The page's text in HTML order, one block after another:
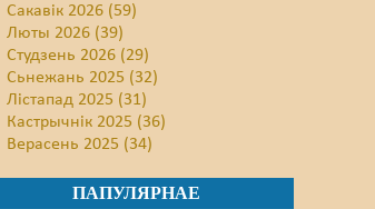
Сакавік 2026 (59)
Люты 2026 (39)
Студзень 2026 (29)
Сьнежань 2025 (32)
Лістапад 2025 (31)
Кастрычнік 2025 (36)
Верасень 2025 (34)
ПАПУЛЯРНАЕ